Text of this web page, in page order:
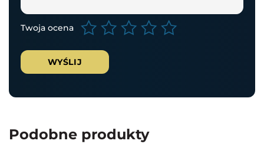
Twoja ocena
Podobne produkty